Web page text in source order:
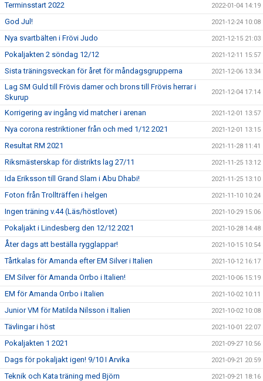
Terminsstart 2022 2022-01-04 14:19
God Jul! 2021-12-24 10:08
Nya svartbälten i Frövi Judo 2021-12-15 21:03
Pokaljakten 2 söndag 12/12 2021-12-11 15:57
Sista träningsveckan för året för måndagsgrupperna 2021-12-06 13:34
Lag SM Guld till Frövis damer och brons till Frövis herrar i
Skurup
2021-12-04 17:14
Korrigering av ingång vid matcher i arenan 2021-12-01 13:57
Nya corona restriktioner från och med 1/12 2021 2021-12-01 13:15
Resultat RM 2021 2021-11-28 11:41
Riksmästerskap för distrikts lag 27/11 2021-11-25 13:12
Ida Eriksson till Grand Slam i Abu Dhabi! 2021-11-25 13:10
Foton från Trollträffen i helgen 2021-11-10 10:24
Ingen träning v.44 (Läs/höstlovet) 2021-10-29 15:06
Pokaljakt i Lindesberg den 12/12 2021 2021-10-28 14:48
Åter dags att beställa rygglappar! 2021-10-15 10:54
Tårtkalas för Amanda efter EM Silver i Italien 2021-10-12 16:17
EM Silver för Amanda Orrbo i Italien! 2021-10-06 15:19
EM för Amanda Orrbo i Italien 2021-10-02 10:11
Junior VM för Matilda Nilsson i Italien 2021-10-02 10:08
Tävlingar i höst 2021-10-01 22:07
Pokaljakten 1 2021 2021-09-27 10:56
Dags för pokaljakt igen! 9/10 I Arvika 2021-09-21 20:59
Teknik och Kata träning med Björn 2021-09-21 18:16